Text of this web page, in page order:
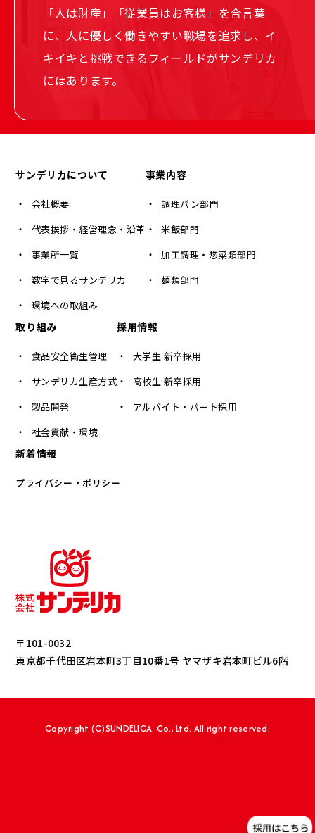
「人は財産」「従業員はお客様」を合言葉
に、人に優しく働きやすい職場を追求し、イ
キイキと挑戦できるフィールドがサンデリカ
にはあります。
〒101-0032
東京都千代田区岩本町3丁目10番1号 ヤマザキ岩本町ビル6階
サンデリカについて
会社概要
代表挨拶・経営理念・沿革
事業所一覧
数字で見るサンデリカ
環境への取組み
事業内容
調理パン部門
米飯部門
加工調理・惣菜類部門
麺類部門
取り組み
食品安全衛生管理
サンデリカ生産方式
製品開発
社会貢献・環境
採用情報
大学生 新卒採用
高校生 新卒採用
アルバイト・パート採用
新着情報
プライバシー・ポリシー
Copyright (C)SUNDELICA. Co., Ltd. All right reserved.